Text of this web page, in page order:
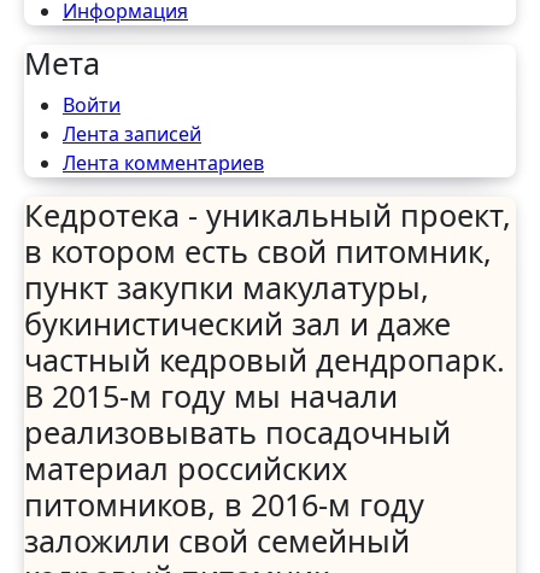
Информация
Мета
Войти
Лента записей
Лента комментариев
Кедротека - уникальный проект,
в котором есть свой питомник,
пункт закупки макулатуры,
букинистический зал и даже
частный кедровый дендропарк.
В 2015-м году мы начали
реализовывать посадочный
материал российских
питомников, в 2016-м году
заложили свой семейный